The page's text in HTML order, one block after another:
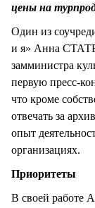
цены на
Один из
и я» Анна
замминистра
первую пресс-
что кроме
отвечать за
опыт
организациях.
Приоритеты
В своей работе